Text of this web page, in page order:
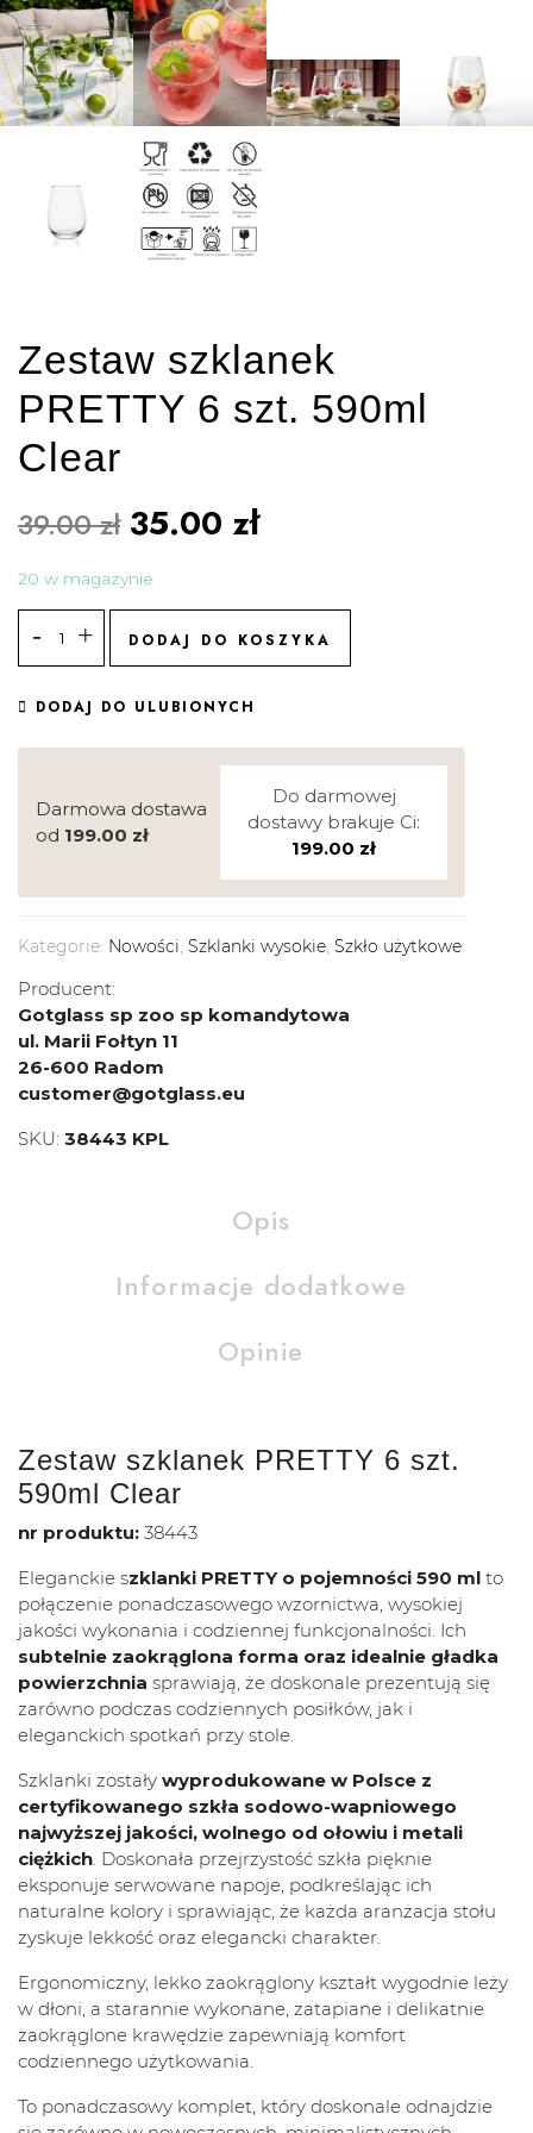
Zestaw szklanek
PRETTY 6 szt. 590ml
Clear
39.00zł 35.00 zł
20 w magazynie
DODAJ DO KOSZYKA
DODAJ DO ULUBIONYCH
Darmowa dostawa
od 199.00 zł
Do darmowej
dostawy brakuje Ci:
199.00 zł
Kategorie: Nowości, Szklanki wysokie, Szkło użytkowe
Producent:
Gotglass sp zoo sp komandytowa
ul. Marii Fołtyn 11
26-600 Radom
customer@gotglass.eu
SKU: 38443 KPL
Opis
Informacje dodatkowe
Opinie
Zestaw szklanek PRETTY 6 szt.
590ml Clear
nr produktu: 38443
Eleganckie szklanki PRETTY o pojemności 590 ml to
połączenie ponadczasowego wzornictwa, wysokiej
jakości wykonania i codziennej funkcjonalności. Ich
subtelnie zaokrąglona forma oraz idealnie gładka
powierzchnia sprawiają, że doskonale prezentują się
zarówno podczas codziennych posiłków, jak i
eleganckich spotkań przy stole.
Szklanki zostały wyprodukowane w Polsce z
certyfikowanego szkła sodowo-wapniowego
najwyższej jakości, wolnego od ołowiu i metali
ciężkich. Doskonała przejrzystość szkła pięknie
eksponuje serwowane napoje, podkreślając ich
naturalne kolory i sprawiając, że każda aranżacja stołu
zyskuje lekkość oraz elegancki charakter.
Ergonomiczny, lekko zaokrąglony kształt wygodnie leży
w dłoni, a starannie wykonane, zatapiane i delikatnie
zaokrąglone krawędzie zapewniają komfort
codziennego użytkowania.
To ponadczasowy komplet, który doskonale odnajdzie